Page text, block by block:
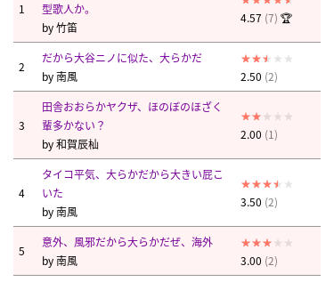
1
型歌人か。
by竹笛
4.57 (7) 🏆
2
だから大谷ニノに似た、大らかだ
by南風 2.50 (2)
3
田舎おおらかヤクザ、ほのぼのほざく
輩多かない？
by和賀辰杣
2.00 (1)
4
タイコ平気、大らかだから大きい屁こ
いた
by南風
3.50 (2)
5
意外、風邪だから大らかだぜ、海外
by南風 3.00 (2)